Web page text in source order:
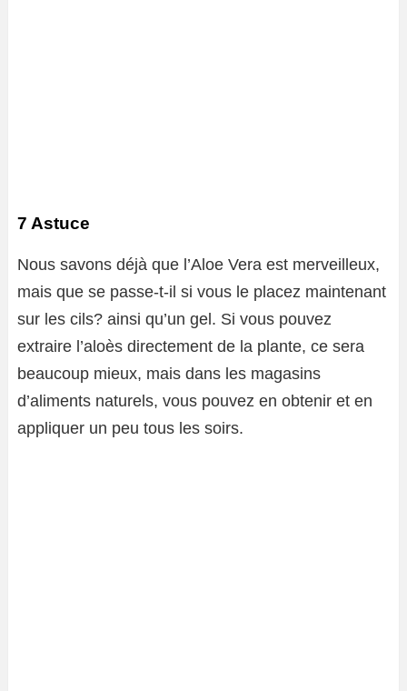
7 Astuce
Nous savons déjà que l’Aloe Vera est merveilleux,
mais que se passe-t-il si vous le placez maintenant
sur les cils? ainsi qu’un gel. Si vous pouvez
extraire l’aloès directement de la plante, ce sera
beaucoup mieux, mais dans les magasins
d’aliments naturels, vous pouvez en obtenir et en
appliquer un peu tous les soirs.